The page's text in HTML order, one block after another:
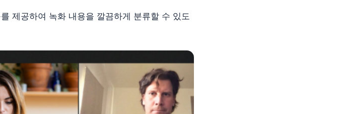
제공하여 녹화 내용을 깔끔하게 분류할 수 있도